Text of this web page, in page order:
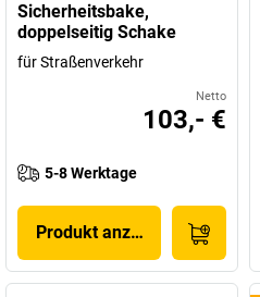
Sicherheitsbake,
doppelseitig Schake
für Straßenverkehr
Netto
103,- €
5-8 Werktage
Produkt anzeigen